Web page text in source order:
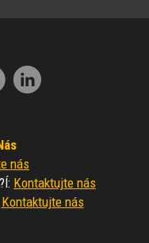
nás
: Kontaktujte nás
Kontaktujte nás